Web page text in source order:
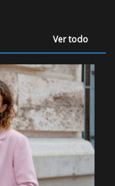
Ver todo